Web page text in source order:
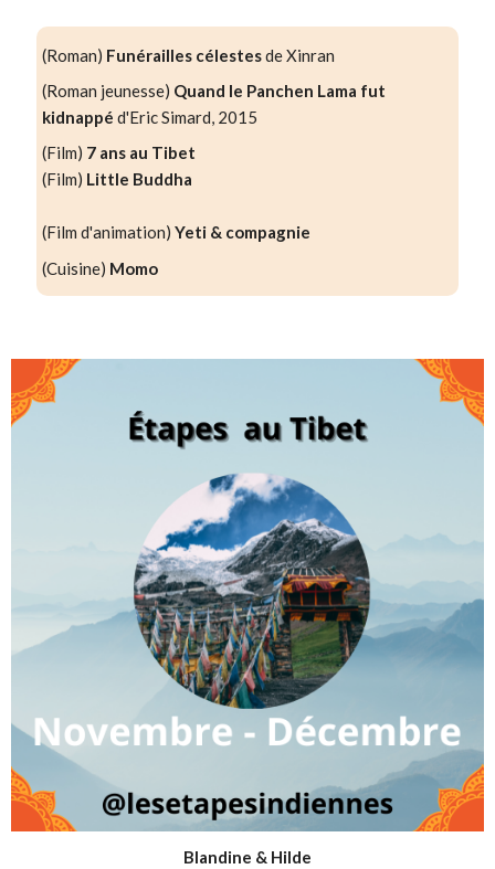
(Roman) Funérailles célestesde Xinran
(Roman jeunesse) Quand le Panchen Lama fut
kidnappé d'Eric Simard, 2015
(Film) 7 ans au Tibet
(Film) Little Buddha
(Film d'animation) Yeti & compagnie
(Cuisine) Momo
Blandine & Hilde